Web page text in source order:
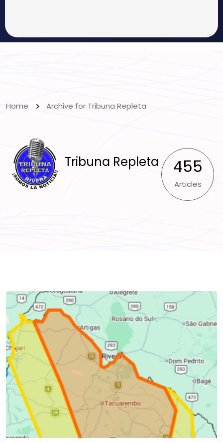
Home Archive for Tribuna Repleta
Tribuna Repleta 455
Articles